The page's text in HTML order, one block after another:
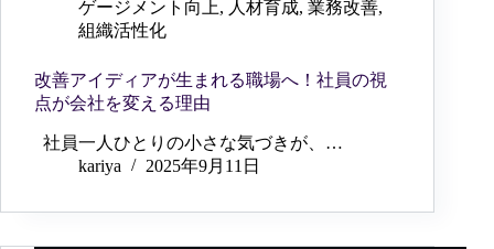
ゲージメント向上, 人材育成, 業務改善,
組織活性化
改善アイディアが生まれる職場へ！社員の視
点が会社を変える理由
社員一人ひとりの小さな気づきが、…
kariya
2025年9月11日